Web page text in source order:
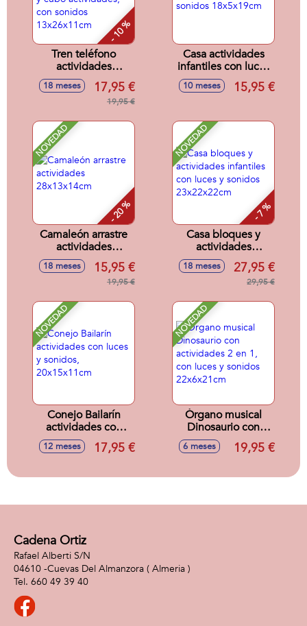
- 10 %
Tren teléfono
actividades
infantiles 3 en 1,
tren, teléfono y
cubo actividades,
13x26x11cm
18 meses 17,95 €
19,95 €
Casa actividades
infantiles con luces
y sonidos
18x5x19cm
10 meses 15,95 €
NOVEDAD
- 20 %
Camaleón arrastre
actividades
28x13x14cm
18 meses 15,95 €
19,95 €
NOVEDAD
- 7 %
Casa bloques y
actividades
infantiles con luces
y sonidos
23x22x22cm
18 meses 27,95 €
29,95 €
NOVEDAD
Conejo Bailarín
actividades con
luces y sonidos,
20x15x11cm
12 meses 17,95 €
NOVEDAD
Órgano musical
Dinosaurio con
actividades 2 en 1,
con luces y sonidos
6 meses 19,95 €
Cadena Ortiz
Rafael Alberti S/N
04610 -Cuevas Del Almanzora ( Almeria )
660 49 39 40